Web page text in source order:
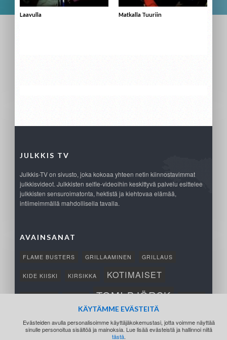
Laavulla Matkalla Tuuriin
JULKKIS TV
Julkkis-TV on sivusto, joka kokoaa yhteen netin kiinnostavimmat
julkkisvideot. Julkkisten selfie-videoihin keskittyvä palvelu esittelee
julkkisten sensuroimatonta, hektistä ja kiehtovaa elämää,
intiimeimmällä mahdollisella tavalla.
AVAINSANAT
FLAME BUSTERS GRILLAAMINEN GRILLAUS
KIDE KIISKI KIRSIKKA KOTIMAISET
TOMI BJÖRCK
KÄYTÄMME EVÄSTEITÄ
Evästeiden avulla personalisoimme käyttäjäkokemustasi, jotta voimme näyttää
sinulle personoitua sisältöä ja mainoksia. Lue lisää evästeistä ja hallinnoi niitä
tästä.